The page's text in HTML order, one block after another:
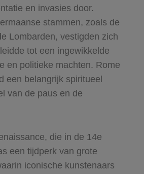
en invasies door.
stammen, zoals de
Lombarden, vestigden zich
tot een ingewikkelde
en politieke machten. Rome
een belangrijk spiritueel
van de paus en de
die in de 14e
een tijdperk van grote
iconische kunstenaars